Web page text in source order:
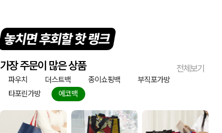
놓치면 후회할 핫 랭크
가장 주문이 많은 상품 전체보기
파우치 더스트백 종이쇼핑백
부직포가방
타포린가방
에코백